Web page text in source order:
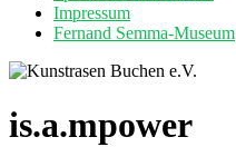
Impressum
Fernand Semma-Museum
is.a.mpower